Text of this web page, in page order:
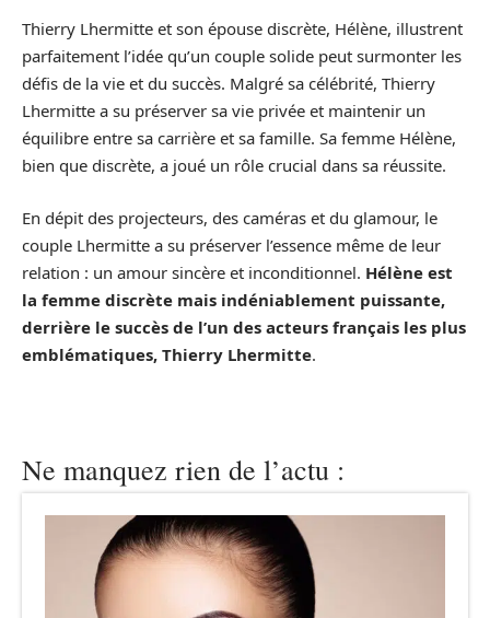
Thierry Lhermitte et son épouse discrète, Hélène, illustrent
parfaitement l’idée qu’un couple solide peut surmonter les
défis de la vie et du succès. Malgré sa célébrité, Thierry
Lhermitte a su préserver sa vie privée et maintenir un
équilibre entre sa carrière et sa famille. Sa femme Hélène,
bien que discrète, a joué un rôle crucial dans sa réussite.
En dépit des projecteurs, des caméras et du glamour, le
couple Lhermitte a su préserver l’essence même de leur
relation : un amour sincère et inconditionnel. Hélène est
la femme discrète mais indéniablement puissante,
derrière le succès de l’un des acteurs français les plus
emblématiques, Thierry Lhermitte.
Ne manquez rien de l’actu :